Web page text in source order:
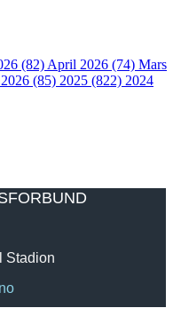
(82)April 2026 (74) Mars
(85) 2025 (822) 2024
Stadion